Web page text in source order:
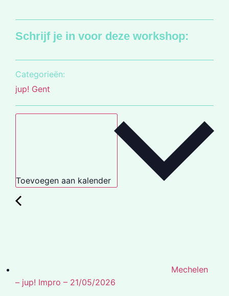
Schrijf je in voor deze workshop:
Categorieën:
jup! Gent
Toevoegen aan kalender
Mechelen
– jup! Impro – 21/05/2026